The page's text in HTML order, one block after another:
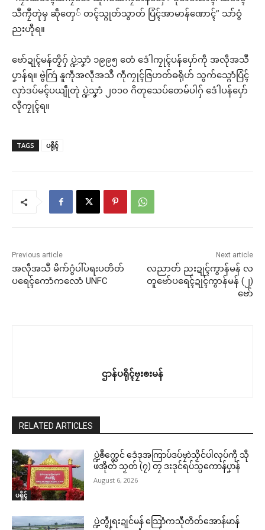
သဳကၠဳတုဲမှ ဆဵုတှေ် တၚ်သ္ဂုတ်သွာတ် ပြံၚ်အာမာန်ဏောၚ်” သာ်ဝွံ
ညးဟီုရ။
ဗော်ဍုၚ်မန်တၟိဂှ် ပ္ဍဲသၞာံ ၁၉၉၅ တေံ ဒေံါကၠုၚ်ပန်ပှော်ကဵု အလဵုအသဳ
ပၞာန်ရ။ ဗွဲကြဴ နူကဵုအလဵုအသဳ ကဵုကၠုၚ်ဇြဟတ်ဓရိုဟ် သွက်သ္ဂောံပြံၚ်
လှာဲဒပ်မၚ်ပယျဵုတုဲ ပ္ဍဲသၞာံ ၂၀၁၀ ဂိတုသေပ်တေမ်ပါဂှ် ဒေံါပန်ပှော်
လီုကၠုၚ်ရ။
TAGS ပရိုၚ်
Previous article
အလဵုအသဳ မိက်ဂွံပါ်ပရးပတိတ်
ပရေၚ်ကောံကလောံ UNFC
Next article
လညာတ် ညးဍုၚ်ကွာန်မန် လ
တူဗော်ပရေၚ်ဍုၚ်ကွာန်မန် (၂)
ဗော်
ဌာန်ပရိုၚ်ဗၠးၜးမန်
RELATED ARTICLES
ပရိုၚ်
ပ္ဍဲၜဳက္လေင် ဒေံဒုအကြာပ်ဒပ်ဗၠာဲသၟိင်ပါလုပ်ကီု သီု
ဖအိုတ် သၟတ် (၇) တၠ ဒးဒုင်ရပ်သ္ပကောန်ပၞာန်
August 6, 2026
ပ္ဍဲတွဵုရးဍုင်မန် သြောံကသီုတိတ်အောန်မာန်